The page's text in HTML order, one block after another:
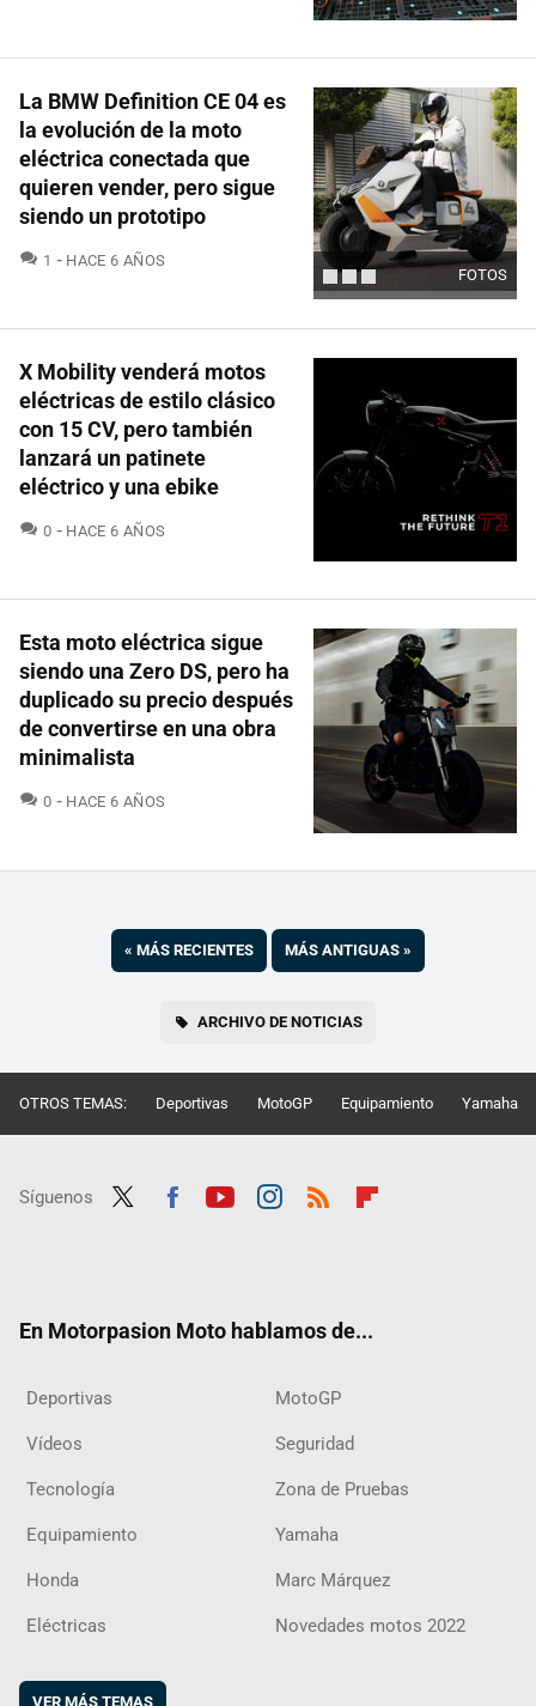
FOTOS
La BMW Definition CE 04 es
la evolución de la moto
eléctrica conectada que
quieren vender, pero sigue
siendo un prototipo
1 COMENTARIOS
HACE 6 AÑOS
X Mobility venderá motos
eléctricas de estilo clásico
con 15 CV, pero también
lanzará un patinete
eléctrico y una ebike
0 COMENTARIOS
HACE 6 AÑOS
Esta moto eléctrica sigue
siendo una Zero DS, pero ha
duplicado su precio después
de convertirse en una obra
minimalista
0 COMENTARIOS
HACE 6 AÑOS
« MÁS RECIENTES MÁS ANTIGUAS »
ARCHIVO DE NOTICIAS
OTROS TEMAS: Deportivas MotoGP Equipamiento Yamaha
Síguenos
En Motorpasion Moto hablamos de...
Deportivas MotoGP
Vídeos Seguridad
Tecnología Zona de Pruebas
Equipamiento Yamaha
Honda Marc Márquez
Eléctricas Novedades motos 2022
VER MÁS TEMAS